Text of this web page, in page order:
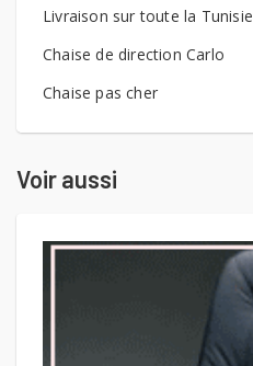
Livraison sur toute la Tunisie
Chaise de direction Carlo
Chaise pas cher
Voir aussi